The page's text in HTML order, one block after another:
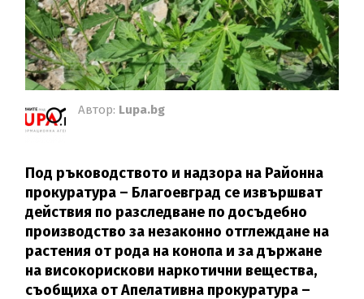
Автор: Lupa.bg
Под ръководството и надзора на Районна
прокуратура – Благоевград се извършват
действия по разследване по досъдебно
производство за незаконно отглеждане на
растения от рода на конопа и за държане
на високорискови наркотични вещества,
съобщиха от Апелативна прокуратура –